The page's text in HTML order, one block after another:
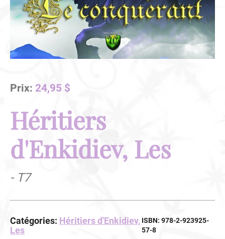
Prix: 24,95 $
Héritiers
d'Enkidiev, Les
- T7
Catégories: Héritiers d'Enkidiev,
Les
ISBN: 978-2-923925-
57-8